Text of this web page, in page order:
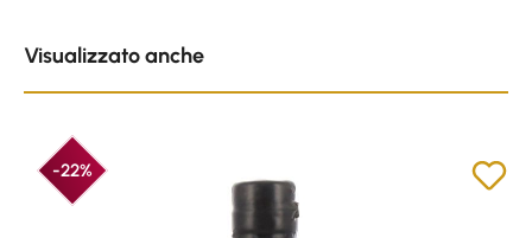
Visualizzato anche
-22%